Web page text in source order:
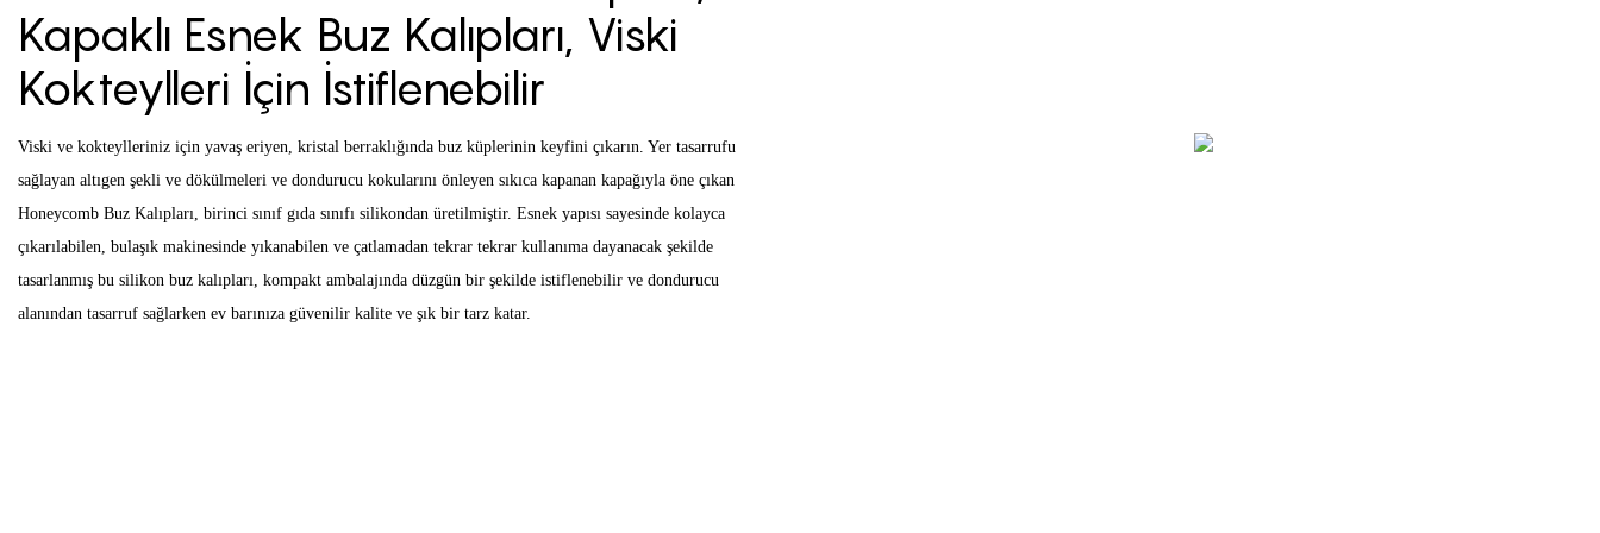
Kapaklı Esnek Buz Kalıpları, Viski
Kokteylleri İçin İstiflenebilir
Viski ve kokteylleriniz için yavaş eriyen, kristal berraklığında buz küplerinin keyfini çıkarın. Yer tasarrufu
sağlayan altıgen şekli ve dökülmeleri ve dondurucu kokularını önleyen sıkıca kapanan kapağıyla öne çıkan
Honeycomb Buz Kalıpları, birinci sınıf gıda sınıfı silikondan üretilmiştir. Esnek yapısı sayesinde kolayca
çıkarılabilen, bulaşık makinesinde yıkanabilen ve çatlamadan tekrar tekrar kullanıma dayanacak şekilde
tasarlanmış bu silikon buz kalıpları, kompakt ambalajında ​​düzgün bir şekilde istiflenebilir ve dondurucu
alanından tasarruf sağlarken ev barınıza güvenilir kalite ve şık bir tarz katar.